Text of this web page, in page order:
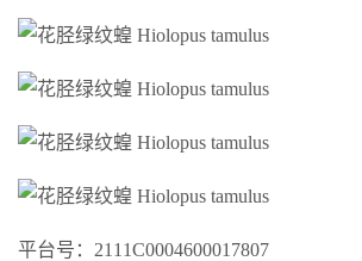
平台号：2111C0004600017807